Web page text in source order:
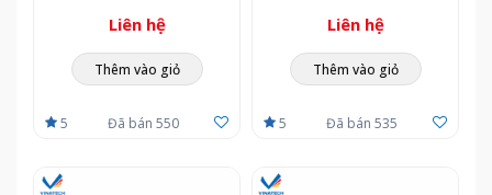
Liên hệ
Thêm vào giỏ
5 Đã bán 550
Liên hệ
Thêm vào giỏ
5 Đã bán 535